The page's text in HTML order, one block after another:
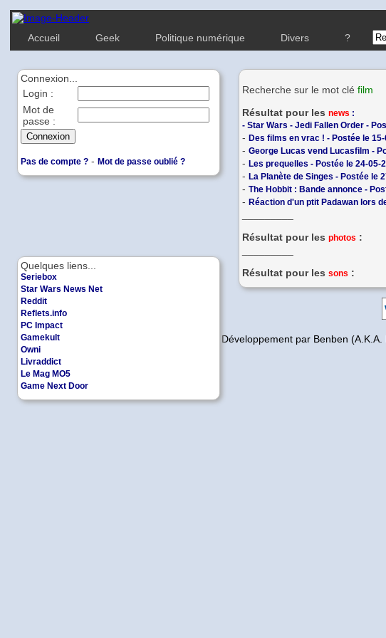
Accueil Geek Politique numérique Divers ?
Quelques liens...
Seriebox
Star Wars News Net
Reddit
Reflets.info
PC Impact
Gamekult
Owni
Livraddict
Le Mag MO5
Game Next Door
Connexion...
Login :
Mot de
passe :
Pas de compte ? - Mot de passe oublié ?
Recherche sur le mot clé film
Résultat pour les news :
- Star Wars - Jedi Fallen Order -
- Des films en vrac ! - Postée le
- George Lucas vend Lucasfilm -
- Les prequelles - Postée le 24-05-
- La Planète de Singes - Postée le
- The Hobbit : Bande annonce -
- Réaction d'un ptit Padawan lors
Résultat pour les photos :
Résultat pour les sons :
Copyleft | Design et Développement par Benben